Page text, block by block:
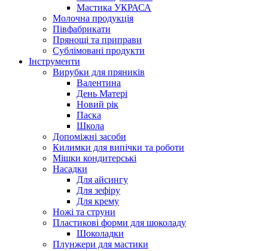
Мастика УКРАСА
Молочна продукція
Півфабрикати
Прянощі та приправи
Сублімовані продукти
Інструменти
Вирубки для пряників
Валентина
День Матері
Новий рік
Паска
Школа
Допоміжні засоби
Килимки для випічки та роботи
Мішки кондитерські
Насадки
Для айсингу
Для зефіру
Для крему
Ножі та струни
Пластикові форми для шоколаду
Шоколадки
Плунжери для мастики